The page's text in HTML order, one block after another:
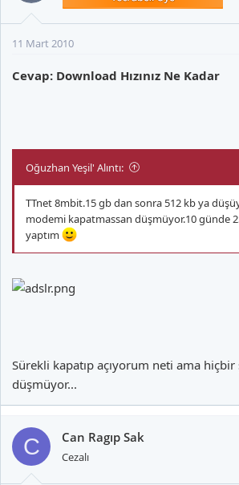
11 Mart 2010
Cevap: Download Hızınız Ne Kadar
Oğuzhan Yeşil' Alıntı:
TTnet 8mbit.15 gb dan sonra 512 kb ya
modemi kapatmassan düşmüyor.10 günde
yaptım
Sürekli kapatıp açıyorum neti ama hiçbir
düşmüyor...
C Can Ragıp Sak
Cezalı